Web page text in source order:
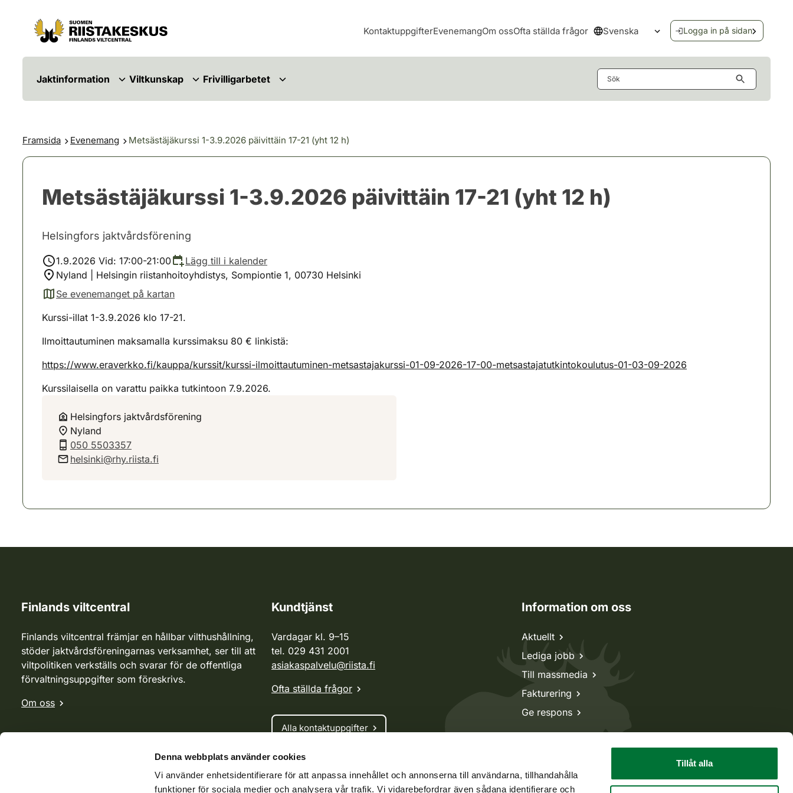
Denna webbplats använder cookies
Vi använder enhetsidentifierare för att anpassa innehållet och annonserna till användarna, tillhandahålla
funktioner för sociala medier och analysera vår trafik. Vi vidarebefordrar även sådana identifierare och
Tillåt alla
Hoppa till innehåll
Gå till webbplatskartan
KontaktuppgifterEvenemangOm ossOfta ställda frågor Svenska
Öppna språkmenyn
Logga in på sidan
Jaktinformation Viltkunskap Frivilligarbetet
Framsida Evenemang Metsästäjäkurssi 1-3.9.2026 päivittäin 17-21 (yht 12 h)
Metsästäjäkurssi 1-3.9.2026 päivittäin 17-21 (yht 12 h)
Helsingfors jaktvårdsförening
1.9.2026 Vid: 17:00-21:00
Lägg till i kalender
Nyland | Helsingin riistanhoitoyhdistys, Sompiontie 1, 00730 Helsinki
Se evenemanget på kartan
(avautuu uuteen välilehteen)
Kurssi-illat 1-3.9.2026 klo 17-21.
Ilmoittautuminen maksamalla kurssimaksu 80 € linkistä:
https://www.eraverkko.fi/kauppa/kurssit/kurssi-ilmoittautuminen-metsastajakurssi-01-09-2026-17-00-metsastajatutkintokoulutus-01-03-09-2026
Kurssilaisella on varattu paikka tutkintoon 7.9.2026.
Helsingfors jaktvårdsförening
Nyland
050 5503357
helsinki@rhy.riista.fi
Finlands viltcentral
Finlands viltcentral främjar en hållbar vilthushållning,
stöder jaktvårdsföreningarnas verksamhet, ser till att
viltpolitiken verkställs och svarar för de offentliga
förvaltningsuppgifter som föreskrivs.
Om oss
Kundtjänst
Vardagar kl. 9–15
tel. 029 431 2001
asiakaspalvelu@riista.fi
Ofta ställda frågor
Alla kontaktuppgifter
Jaktkort
Oma riista -tjänsten
Information om oss
Aktuellt
Lediga jobb
Till massmedia
Fakturering
Ge respons